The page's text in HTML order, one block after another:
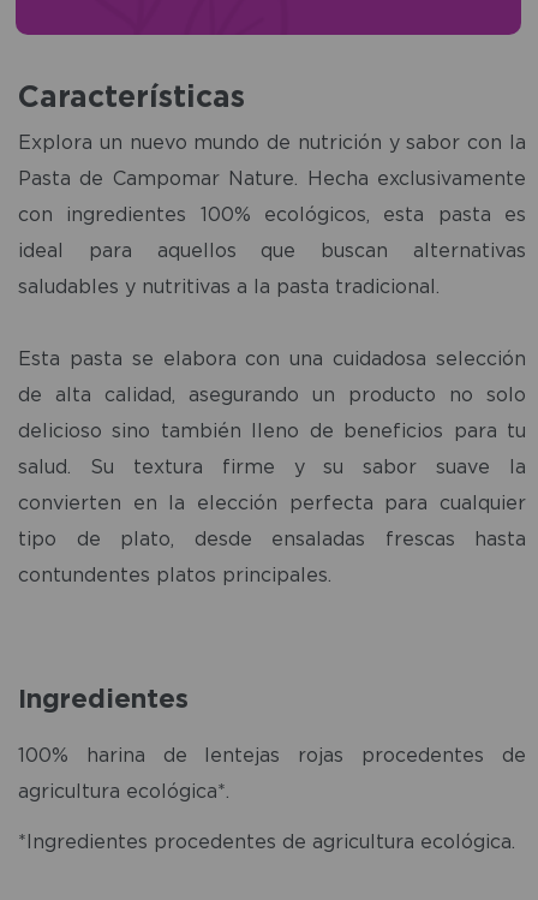
Características
Explora un nuevo mundo de nutrición y sabor con la
Pasta de Campomar Nature. Hecha exclusivamente
con ingredientes 100% ecológicos, esta pasta es
ideal para aquellos que buscan alternativas
saludables y nutritivas a la pasta tradicional.
Esta pasta se elabora con una cuidadosa selección
de alta calidad, asegurando un producto no solo
delicioso sino también lleno de beneficios para tu
salud. Su textura firme y su sabor suave la
convierten en la elección perfecta para cualquier
tipo de plato, desde ensaladas frescas hasta
contundentes platos principales.
Ingredientes
100% harina de lentejas rojas procedentes de
agricultura ecológica*.
*Ingredientes procedentes de agricultura ecológica.